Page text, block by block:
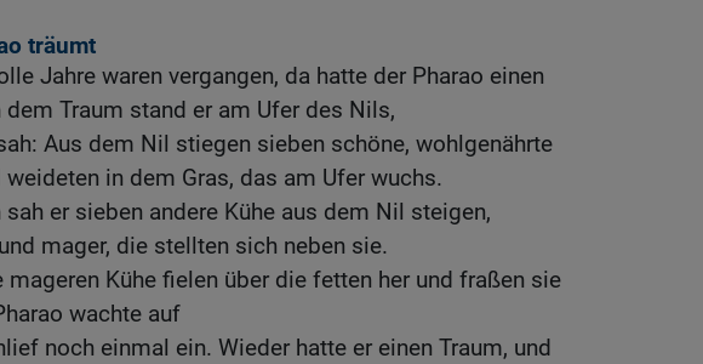
träumt
Jahre waren vergangen, da hatte der Pharao einen
dem Traum stand er am Ufer des Nils,
Aus dem Nil stiegen sieben schöne, wohlgenährte
weideten in dem Gras, das am Ufer wuchs.
sah er sieben andere Kühe aus dem Nil steigen,
mager, die stellten sich neben sie.
mageren Kühe fielen über die fetten her und fraßen sie
wachte auf
noch einmal ein. Wieder hatte er einen Traum, und